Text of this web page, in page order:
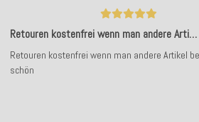
Retouren kostenfrei wenn man andere Arti…
Retouren kostenfrei wenn man andere Artikel
schön